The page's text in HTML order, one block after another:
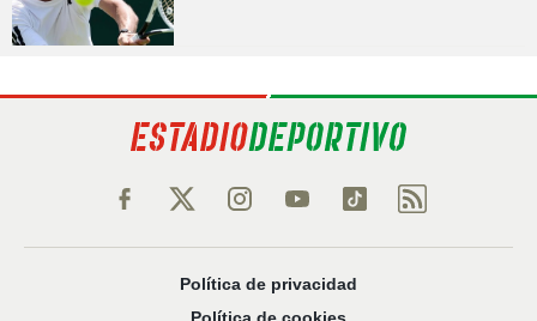
Política de privacidad